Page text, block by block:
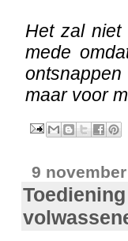
Het zal niet
mede
maar voor
9